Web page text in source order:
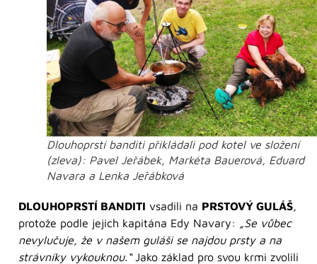
Dlouhoprstí banditi přikládali pod kotel ve složení
(zleva): Pavel Jeřábek, Markéta Bauerová, Eduard
Navara a Lenka Jeřábková
DLOUHOPRSTÍ BANDITI vsadili na PRSTOVÝ GULÁŠ,
protože podle jejich kapitána Edy Navary: „Se vůbec
nevylučuje, že v našem guláši se najdou prsty a na
strávníky vykouknou.“Jako základ pro svou krmi zvolili